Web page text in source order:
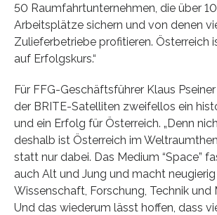
50 Raumfahrtunternehmen, die über
Arbeitsplätze sichern und von denen
Zulieferbetriebe profitieren. Österreich
auf Erfolgskurs.“
Für FFG-Geschäftsführer Klaus
der BRITE-Satelliten zweifellos ein
und ein Erfolg für Österreich. „Denn
deshalb ist Österreich im
statt nur dabei. Das Medium “Space”
auch Alt und Jung und macht
Wissenschaft, Forschung, Technik und
Und das wiederum lässt hoffen, dass